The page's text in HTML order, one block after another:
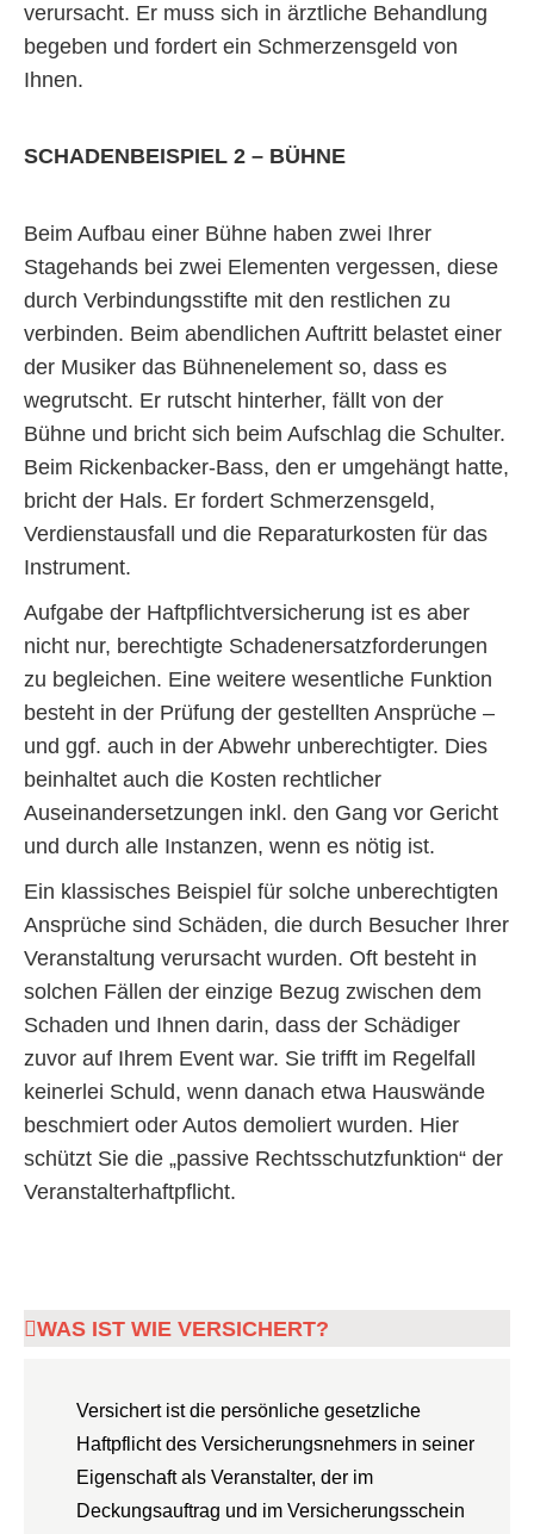
verursacht. Er muss sich in ärztliche Behandlung
begeben und fordert ein Schmerzensgeld von
Ihnen.
SCHADENBEISPIEL 2 – BÜHNE
Beim Aufbau einer Bühne haben zwei Ihrer
Stagehands bei zwei Elementen vergessen, diese
durch Verbindungsstifte mit den restlichen zu
verbinden. Beim abendlichen Auftritt belastet einer
der Musiker das Bühnenelement so, dass es
wegrutscht. Er rutscht hinterher, fällt von der
Bühne und bricht sich beim Aufschlag die Schulter.
Beim Rickenbacker-Bass, den er umgehängt hatte,
bricht der Hals. Er fordert Schmerzensgeld,
Verdienstausfall und die Reparaturkosten für das
Instrument.
Aufgabe der Haftpflichtversicherung ist es aber
nicht nur, berechtigte Schadenersatzforderungen
zu begleichen. Eine weitere wesentliche Funktion
besteht in der Prüfung der gestellten Ansprüche –
und ggf. auch in der Abwehr unberechtigter. Dies
beinhaltet auch die Kosten rechtlicher
Auseinandersetzungen inkl. den Gang vor Gericht
und durch alle Instanzen, wenn es nötig ist.
Ein klassisches Beispiel für solche unberechtigten
Ansprüche sind Schäden, die durch Besucher Ihrer
Veranstaltung verursacht wurden. Oft besteht in
solchen Fällen der einzige Bezug zwischen dem
Schaden und Ihnen darin, dass der Schädiger
zuvor auf Ihrem Event war. Sie trifft im Regelfall
keinerlei Schuld, wenn danach etwa Hauswände
beschmiert oder Autos demoliert wurden. Hier
schützt Sie die „passive Rechtsschutzfunktion“ der
Veranstalterhaftpflicht.
WAS IST WIE VERSICHERT?
Versichert ist die persönliche gesetzliche
Haftpflicht des Versicherungsnehmers in seiner
Eigenschaft als Veranstalter, der im
Deckungsauftrag und im Versicherungsschein